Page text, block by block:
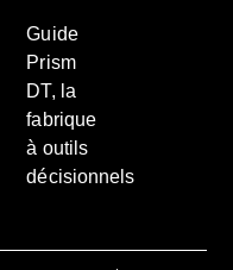
Guide
Prism
DT, la
fabrique
à outils
décisionnels